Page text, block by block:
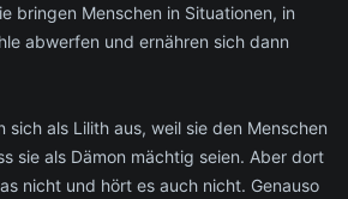
bringen Menschen in Situationen, in
abwerfen und ernähren sich dann
sich als Lilith aus, weil sie den Menschen
sie als Dämon mächtig seien. Aber dort
nicht und hört es auch nicht. Genauso